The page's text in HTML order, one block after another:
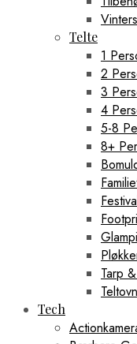
Telte
1
2
3
4
5-8
8+
Tarp
Tech